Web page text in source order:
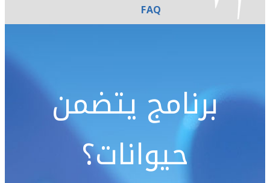
FAQ
برنامج يتضمن
حيوانات؟